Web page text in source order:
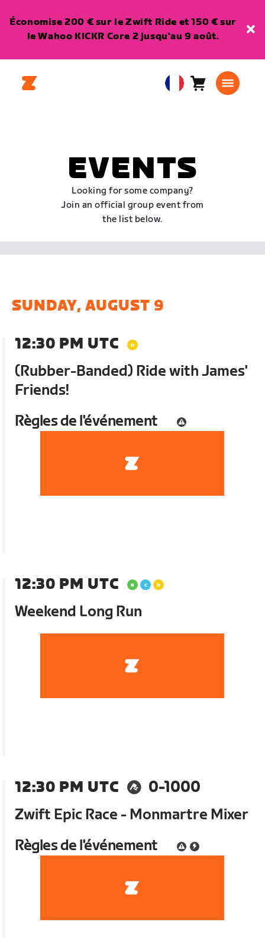
Économise 200 € sur le Zwift Ride et 150 € sur
le Wahoo KICKR Core 2 jusqu'au 9 août.
EuropeanPanier0
EVENTS
Looking for some company?
Join an official group event from
the list below.
SUNDAY, AUGUST 9
12:30 PM UTC
(Rubber-Banded) Ride with James'
Friends!
Règles de l'événement
12:30 PM UTC
Weekend Long Run
12:30 PM UTC
0-1000
Zwift Epic Race - Monmartre Mixer
Règles de l'événement